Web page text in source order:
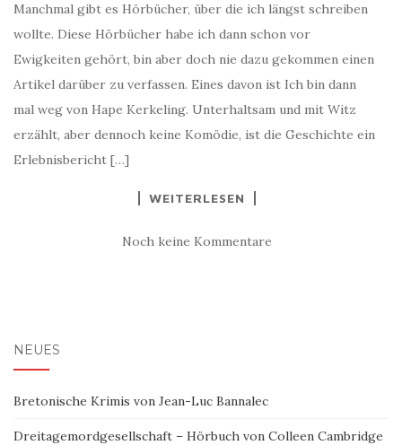
Manchmal gibt es Hörbücher, über die ich längst schreiben
wollte. Diese Hörbücher habe ich dann schon vor
Ewigkeiten gehört, bin aber doch nie dazu gekommen einen
Artikel darüber zu verfassen. Eines davon ist Ich bin dann
mal weg von Hape Kerkeling. Unterhaltsam und mit Witz
erzählt, aber dennoch keine Komödie, ist die Geschichte ein
Erlebnisbericht […]
WEITERLESEN
Noch keine Kommentare
NEUES
Bretonische Krimis von Jean-Luc Bannalec
Dreitagemordgesellschaft – Hörbuch von Colleen Cambridge